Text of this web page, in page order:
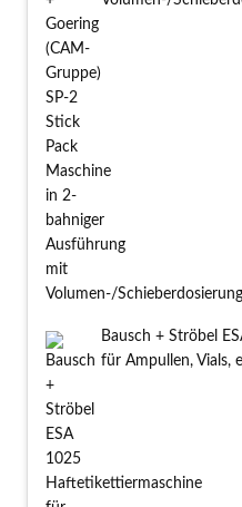
Bausch + Ströbel
für Ampullen, Vials,